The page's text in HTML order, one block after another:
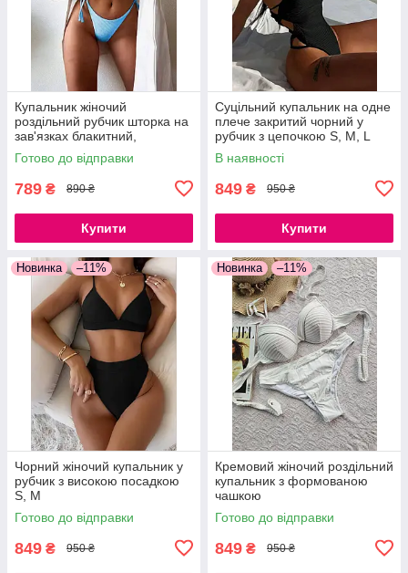
Купальник жіночий
роздільний рубчик шторка на
зав'язках блакитний,
бузковий, чорний S, M, L
Готово до відправки
789 ₴ 890 ₴
Купити
Суцільний купальник на одне
плече закритий чорний у
рубчик з цепочкою S, M, L
В наявності
849 ₴ 950 ₴
Купити
Новинка –11%
Чорний жіночий купальник у
рубчик з високою посадкою
S, M
Готово до відправки
849 ₴ 950 ₴
Новинка –11%
Кремовий жіночий роздільний
купальник з формованою
чашкою
Готово до відправки
849 ₴ 950 ₴